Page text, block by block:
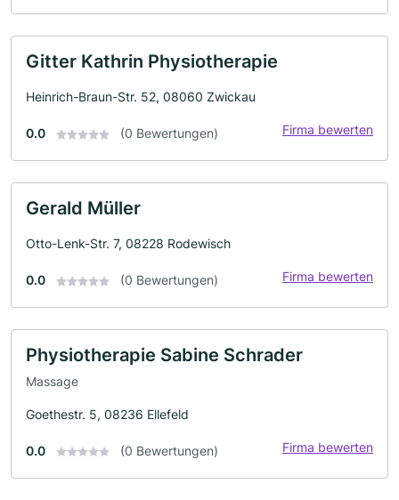
Gitter Kathrin Physiotherapie
Heinrich-Braun-Str. 52, 08060 Zwickau
0.0 (0 Bewertungen) Firma bewerten
Gerald Müller
Otto-Lenk-Str. 7, 08228 Rodewisch
0.0 (0 Bewertungen) Firma bewerten
Physiotherapie Sabine Schrader
Massage
Goethestr. 5, 08236 Ellefeld
0.0 (0 Bewertungen) Firma bewerten